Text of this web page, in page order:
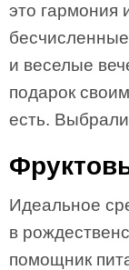
это гармония
и веселые
подарок
есть.
Идеальное
в
помощник